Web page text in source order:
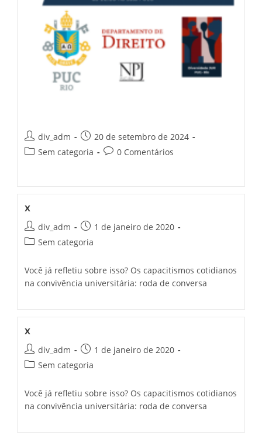
div_adm
20 de setembro de 2024
Sem categoria
0 Comentários
x
div_adm
1 de janeiro de 2020
Sem categoria
Você já refletiu sobre isso? Os capacitismos cotidianos
na convivência universitária: roda de conversa
x
div_adm
1 de janeiro de 2020
Sem categoria
Você já refletiu sobre isso? Os capacitismos cotidianos
na convivência universitária: roda de conversa